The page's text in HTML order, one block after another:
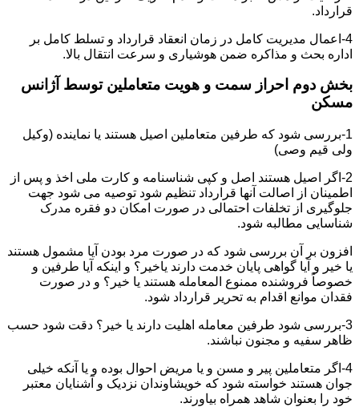
قرارداد.
4-اعمال مدیریت کامل در زمان انعقاد قرارداد و تسلط کامل بر
اداره بحث و مذاکره ضمن هوشیاری و سرعت انتقال بالا.
بخش دوم احراز سمت و هویت متعاملین توسط آژانس
مسکن
1-بررسی شود که طرفین متعاملین اصیل هستند یا نماینده (وکیل
ولی قیم وصی)
2-اگر اصیل هستند اصل و کپی شناسنامه و کارت ملی اخذ و پس از
اطمینان از اصالت آنها قرارداد تنظیم شود توصیه می شود جهت
جلوگیری از تخلفات احتمالی در صورت امکان دو فقره مدرک
شناسایی مطالبه شود.
افزون بر آن بررسی شود که در صورت مرد بودن آیا مشمول هستند
یا خیر و آیا گواهی پایان خدمت دارند یاخیر؟ و اینکه آیا طرفین و
خصوصاً فروشنده ممنوع المعامله هستند یا خیر؟ و در صورت
فقدان موانع اقدام به تحریر قرارداد شود.
3-بررسی شود طرفین معامله اهلیت دارند یا خیر؟ دقت شود حسب
ظاهر سفیه و مجنون نباشند.
4-اگر متعاملین پیر و مسن و یا مریض احوال بوده و یا آنکه خیلی
جوان هستند خواسته شود که خویشاوندان نزدیک و آشنایان معتبر
خود را بعنوان شاهد همراه بیاورند.